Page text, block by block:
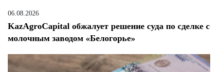
06.08.2026
KazAgroCapital обжалует решение суда по сделке с
молочным заводом «Белогорье»